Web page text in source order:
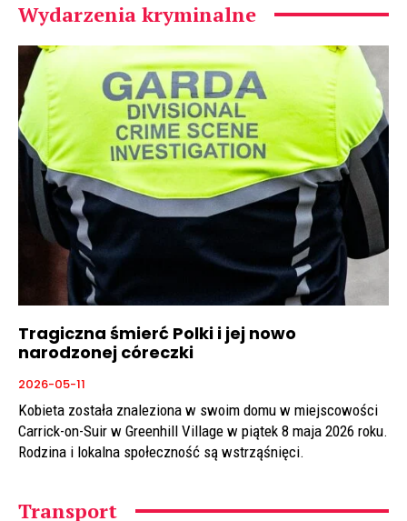
Wydarzenia kryminalne
Tragiczna śmierć Polki i jej nowo
narodzonej córeczki
2026-05-11
Kobieta została znaleziona w swoim domu w miejscowości
Carrick-on-Suir w Greenhill Village w piątek 8 maja 2026 roku.
Rodzina i lokalna społeczność są wstrząśnięci.
Transport